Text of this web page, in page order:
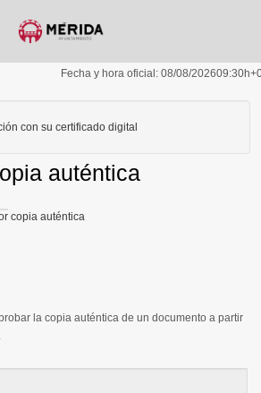
Fecha y hora oficial: 08/08/202609:30h
con su certificado digital
copia auténtica
auténtica
la copia auténtica de un documento a partir